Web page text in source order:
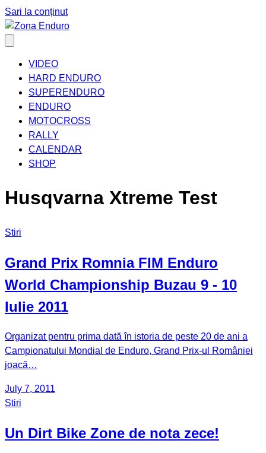
Sari la conținut
VIDEO
HARD ENDURO
SUPERENDURO
ENDURO
MOTOCROSS
RALLY
CALENDAR
SHOP
Husqvarna Xtreme Test
Stiri
Grand Prix Romnia FIM Enduro
World Championship Buzau 9 - 10
Iulie 2011
Organizat pentru prima dată în istoria de peste 20 de ani a
Campionatului Mondial de Enduro, Grand Prix-ul României
joacă…
July 7, 2011
Stiri
Un Dirt Bike Zone de nota zece!